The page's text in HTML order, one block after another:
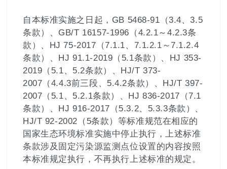
自本标准实施之日起，GB 5468-91（3.4、3.5
条款）、GB/T 16157-1996（4.2.1～4.2.3条
款）、HJ 75-2017（7.1.1、7.1.2.1～7.1.2.4
条款）、HJ 91.1-2019（5.1条款）、HJ 353-
2019（5.1、5.2条款）、HJ/T 373-
2007（4.4.3前三段、5.4.2条款）、HJ/T 397-
2007（5.1、5.2.1条款）、HJ 836-2017（7.1
条款）、HJ 916-2017（5.3.2、5.3.3条款）、
HJ/T 92-2002（5条款）等标准规范在相应的
国家生态环境标准实施中停止执行，上述标准
条款涉及固定污染源监测点位设置的内容按照
本标准规定执行，不再执行上述标准的规定。